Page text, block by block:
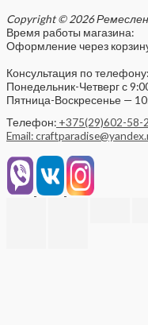
Copyright © 2026
Время работы магазина:
Оформление через
Консультация по телефону:
Понедельник-Четверг с
Пятница-Воскресенье —
Телефон: +375(29)602-58-
Email: